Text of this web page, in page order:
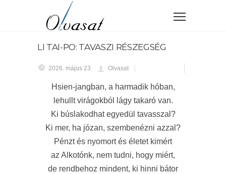
LI TAI-PO: TAVASZI RÉSZEGSÉG
2026. május 23. Olvasat
Hsien-jangban, a harmadik hóban,
lehullt virágokból lágy takaró van.
Ki búslakodhat egyedül tavasszal?
Ki mer, ha józan, szembenézni azzal?
Pénzt és nyomort és életet kimért
az Alkotónk, nem tudni, hogy miért,
de rendbehoz mindent, ki hinni bátor